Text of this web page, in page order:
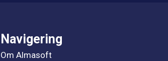
Navigering
Om Almasoft